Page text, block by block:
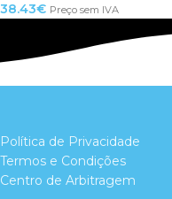
38.43€ Preço sem IVA
Política de Privacidade
Termos e Condições
Centro de Arbitragem